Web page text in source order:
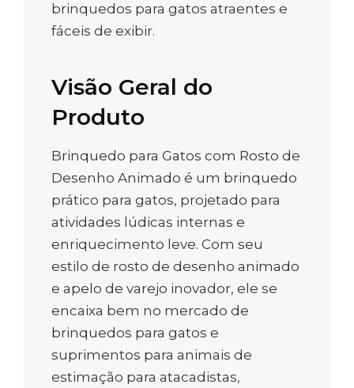
brinquedos para gatos atraentes e
fáceis de exibir.
Visão Geral do
Produto
Brinquedo para Gatos com Rosto de
Desenho Animado é um brinquedo
prático para gatos, projetado para
atividades lúdicas internas e
enriquecimento leve. Com seu
estilo de rosto de desenho animado
e apelo de varejo inovador, ele se
encaixa bem no mercado de
brinquedos para gatos e
suprimentos para animais de
estimação para atacadistas,